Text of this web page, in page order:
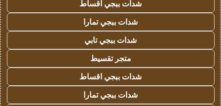
شدات ببجي اقساط
شدات ببجي تمارا
شدات ببجي تابي
متجر تقسيط
شدات ببجي اقساط
شدات ببجي تمارا